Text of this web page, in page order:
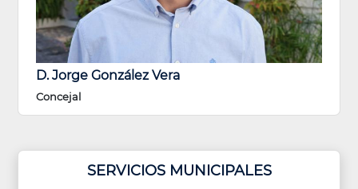
D. Jorge González Vera
Concejal
SERVICIOS MUNICIPALES